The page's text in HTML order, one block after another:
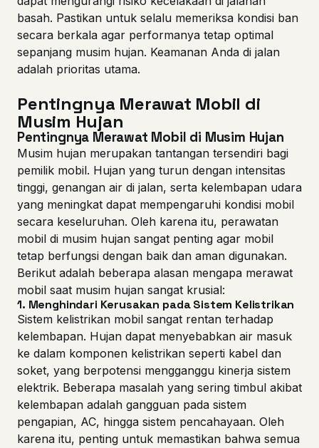
basah. Pastikan untuk selalu memeriksa kondisi ban
secara berkala agar performanya tetap optimal
sepanjang musim hujan. Keamanan Anda di jalan
adalah prioritas utama.
Pentingnya Merawat Mobil di
Musim Hujan
Pentingnya Merawat Mobil di Musim Hujan
Musim hujan merupakan tantangan tersendiri bagi
pemilik mobil. Hujan yang turun dengan intensitas
tinggi, genangan air di jalan, serta kelembapan udara
yang meningkat dapat mempengaruhi kondisi mobil
secara keseluruhan. Oleh karena itu, perawatan
mobil di musim hujan sangat penting agar mobil
tetap berfungsi dengan baik dan aman digunakan.
Berikut adalah beberapa alasan mengapa merawat
mobil saat musim hujan sangat krusial:
1. Menghindari Kerusakan pada Sistem Kelistrikan
Sistem kelistrikan mobil sangat rentan terhadap
kelembapan. Hujan dapat menyebabkan air masuk
ke dalam komponen kelistrikan seperti kabel dan
soket, yang berpotensi mengganggu kinerja sistem
elektrik. Beberapa masalah yang sering timbul akibat
kelembapan adalah gangguan pada sistem
pengapian, AC, hingga sistem pencahayaan. Oleh
karena itu, penting untuk memastikan bahwa semua